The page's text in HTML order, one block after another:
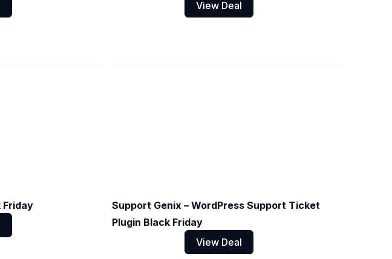
View Deal
Friday
Support Genix – WordPress Support Ticket
Plugin Black Friday
View Deal